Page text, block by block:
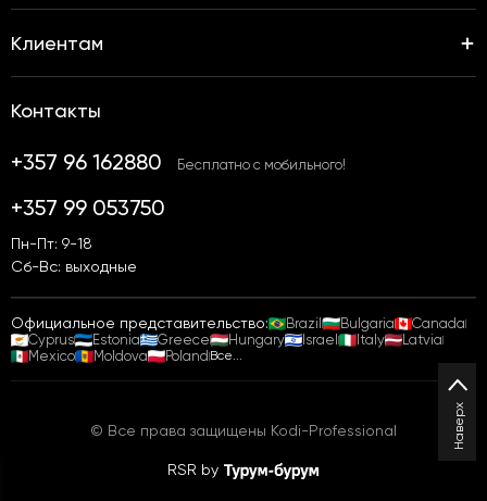
Клиентам
Контакты
+357 96 162880 Бесплатно с мобильного!
+357 99 053750
Пн-Пт: 9-18
Сб-Вс: выходные
Официальное представительство: Brazil Bulgaria
Canada
Cyprus
Estonia Greece Hungary Israel Italy
Latvia
Mexico
Moldova PolandВсе...
© Все права защищены Kodi-Professional
RSR by
Наверх